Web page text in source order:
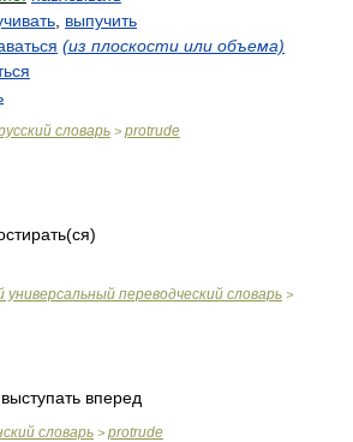
выпучить
(из плоскости или объема)
словарь > protrude
переводческий словарь >
вперед
словарь > protrude